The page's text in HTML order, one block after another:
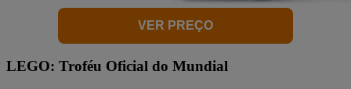
VER PREÇO
LEGO: Troféu Oficial do Mundial